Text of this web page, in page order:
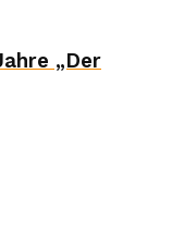
„Der